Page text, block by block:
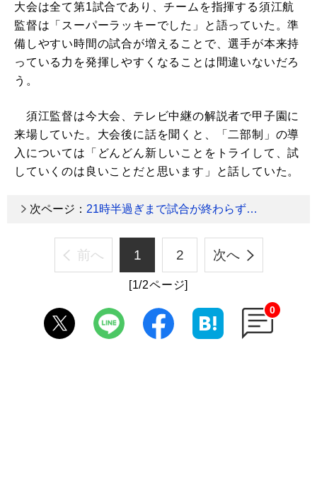
大会は全て第1試合であり、チームを指揮する須江航
監督は「スーパーラッキーでした」と語っていた。準
備しやすい時間の試合が増えることで、選手が本来持
っている力を発揮しやすくなることは間違いないだろ
う。
須江監督は今大会、テレビ中継の解説者で甲子園に
来場していた。大会後に話を聞くと、「二部制」の導
入については「どんどん新しいことをトライして、試
していくのは良いことだと思います」と話していた。
次ページ： 21時半過ぎまで試合が終わらず…
前へ 1 2 次へ
[1/2ページ]
0